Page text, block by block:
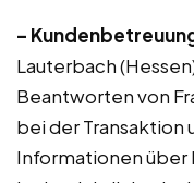
–
Lauterbach
Beantworten von
bei der Transaktion
Informationen